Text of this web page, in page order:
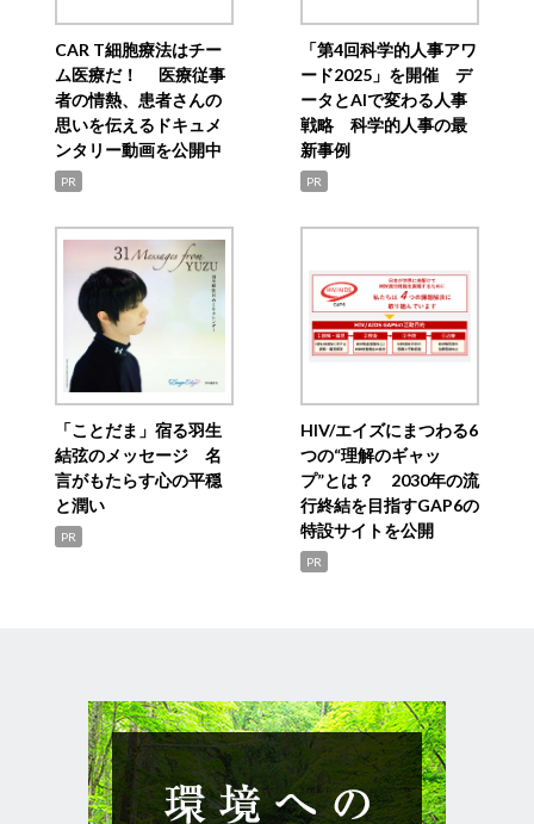
CAR T細胞療法はチー
ム医療だ！ 医療従事
者の情熱、患者さんの
思いを伝えるドキュメ
ンタリー動画を公開中
PR
「第4回科学的人事アワ
ード2025」を開催 デ
ータとAIで変わる人事
戦略 科学的人事の最
新事例
PR
「ことだま」宿る羽生
結弦のメッセージ 名
言がもたらす心の平穏
と潤い
PR
HIV/エイズにまつわる6
つの“理解のギャッ
プ”とは？ 2030年の流
行終結を目指すGAP6の
特設サイトを公開
PR